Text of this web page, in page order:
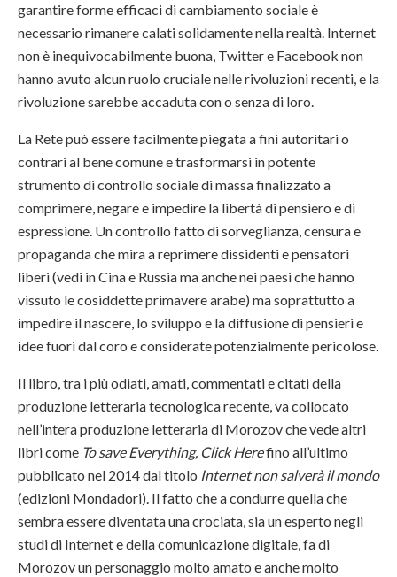
garantire forme efficaci di cambiamento sociale è
necessario rimanere calati solidamente nella realtà. Internet
non è inequivocabilmente buona, Twitter e Facebook non
hanno avuto alcun ruolo cruciale nelle rivoluzioni recenti, e la
rivoluzione sarebbe accaduta con o senza di loro.
La Rete può essere facilmente piegata a fini autoritari o
contrari al bene comune e trasformarsi in potente
strumento di controllo sociale di massa finalizzato a
comprimere, negare e impedire la libertà di pensiero e di
espressione. Un controllo fatto di sorveglianza, censura e
propaganda che mira a reprimere dissidenti e pensatori
liberi (vedi in Cina e Russia ma anche nei paesi che hanno
vissuto le cosiddette primavere arabe) ma soprattutto a
impedire il nascere, lo sviluppo e la diffusione di pensieri e
idee fuori dal coro e considerate potenzialmente pericolose.
Il libro, tra i più odiati, amati, commentati e citati della
produzione letteraria tecnologica recente, va collocato
nell’intera produzione letteraria di Morozov che vede altri
libri come To save Everything, Click Herefino all’ultimo
pubblicato nel 2014 dal titolo Internet non salverà il mondo
(edizioni Mondadori). Il fatto che a condurre quella che
sembra essere diventata una crociata, sia un esperto negli
studi di Internet e della comunicazione digitale, fa di
Morozov un personaggio molto amato e anche molto